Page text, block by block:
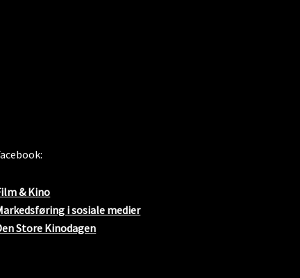
& Kino
i sosiale medier
Store Kinodagen